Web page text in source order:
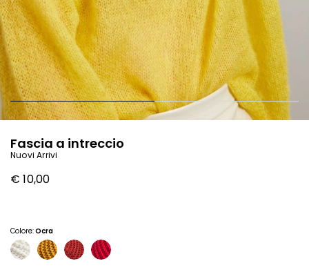
Fascia a intreccio
Nuovi Arrivi
€ 10,00
Colore:Ocra